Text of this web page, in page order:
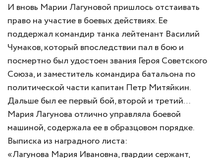
И вновь Марии Лагуновой пришлось отстаивать
право на участие в боевых действиях. Ее
поддержал командир танка лейтенант Василий
Чумаков, который впоследствии пал в бою и
посмертно был удостоен звания Героя Советского
Союза, и заместитель командира батальона по
политической части капитан Петр Митяйкин.
Дальше был ее первый бой, второй и третий…
Мария Лагунова отлично управляла боевой
машиной, содержала ее в образцовом порядке.
Выписка из наградного листа:
«Лагунова Мария Ивановна, гвардии сержант,